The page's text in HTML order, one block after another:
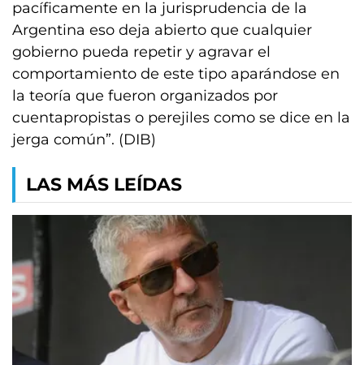
pacíficamente en la jurisprudencia de la
Argentina eso deja abierto que cualquier
gobierno pueda repetir y agravar el
comportamiento de este tipo aparándose en
la teoría que fueron organizados por
cuentapropistas o perejiles como se dice en la
jerga común”. (DIB)
LAS MÁS LEÍDAS